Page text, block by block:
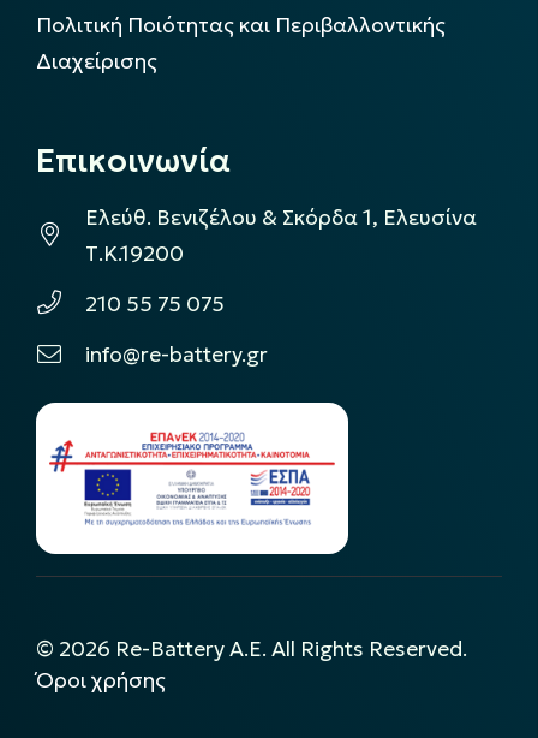
Πολιτική Ποιότητας και Περιβαλλοντικής
Διαχείρισης
Επικοινωνία
Ελεύθ. Βενιζέλου & Σκόρδα 1, Ελευσίνα
Τ.Κ.19200
210 55 75 075
info@re-battery.gr
© 2026 Re-Battery A.E. All Rights Reserved.
Όροι χρήσης